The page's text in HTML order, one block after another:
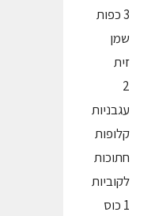
3 כפות
שמן
זית
2
עגבניות
קלופות
חתוכות
לקוביות
1 כוס